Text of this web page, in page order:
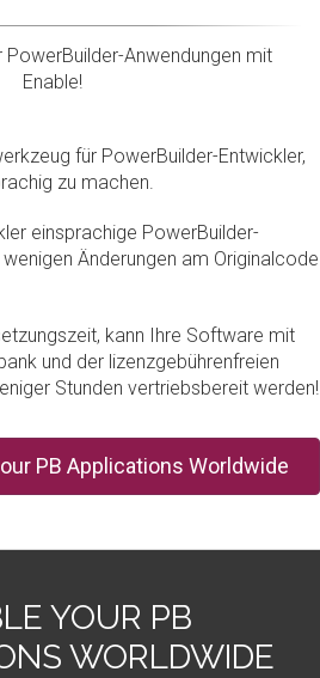
Anwendungen mit
Enable!
für PowerBuilder-Entwickler,
zu machen.
einsprachige PowerBuilder-
Änderungen am Originalcode
kann Ihre Software mit
und der lizenzgebührenfreien
Stunden vertriebsbereit werden!
PB Applications Worldwide
YOUR PB
WORLDWIDE